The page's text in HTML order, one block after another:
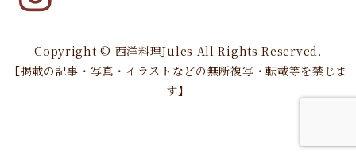
Copyright © 西洋料理Jules All Rights Reserved.
【掲載の記事・写真・イラストなどの無断複写・転載等を禁じま
す】